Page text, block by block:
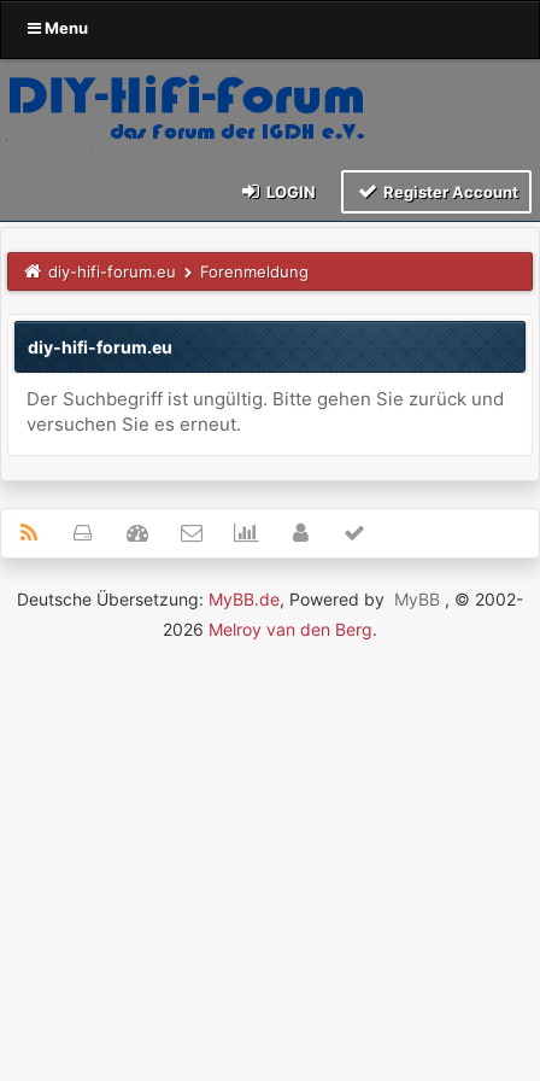
Menu
LOGIN Register Account
diy-hifi-forum.eu Forenmeldung
diy-hifi-forum.eu
Der Suchbegriff ist ungültig. Bitte gehen Sie zurück und
versuchen Sie es erneut.
Deutsche Übersetzung: MyBB.de, Powered by MyBB , © 2002-
2026 Melroy van den Berg.